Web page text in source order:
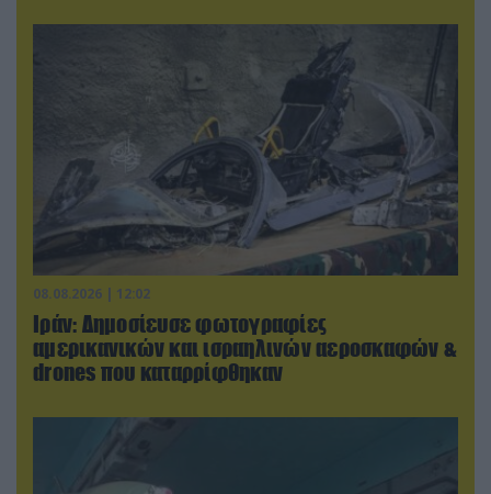
08.08.2026 | 12:02
Ιράν: Δημοσίευσε φωτογραφίες
αμερικανικών και ισραηλινών αεροσκαφών &
drones που καταρρίφθηκαν